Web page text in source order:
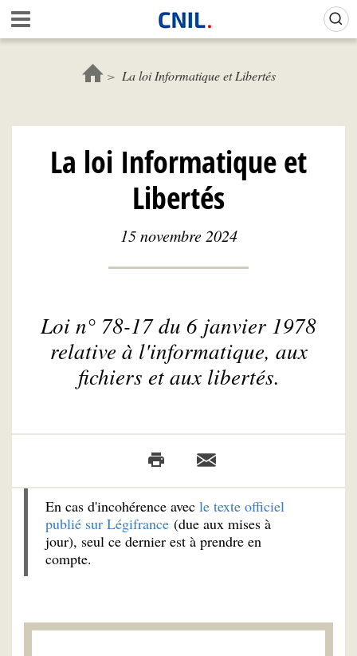
Aller
au
contenu
c
u
l
C
N
La loi Informatique et Libertés
La loi Informatique et
Libertés
15 novembre 2024
Loi n° 78-17 du 6 janvier 1978
relative à l'informatique, aux
fichiers et aux libertés.
En cas d'incohérence avec le texte officiel
publié sur Légifrance (due aux mises à
jour), seul ce dernier est à prendre en
compte.
Gestion de vos préférences sur les cookies (témoins de connexion)